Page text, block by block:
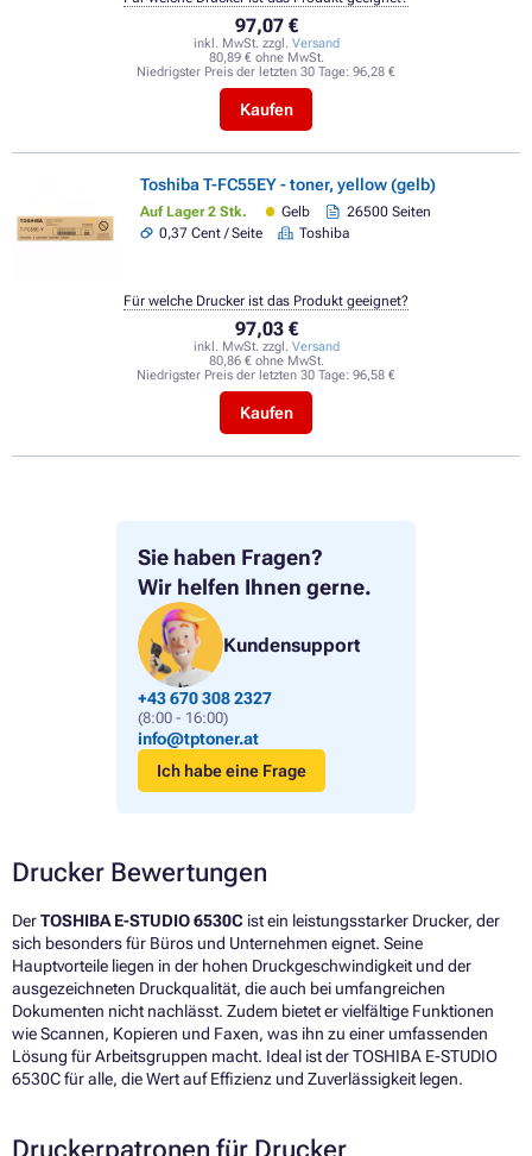
Sie haben Fragen?
Wir helfen Ihnen gerne.
Kundensupport
+43 670 308 2327
(8:00 - 16:00)
info@tptoner.at
Ich habe eine Frage
97,07 €
inkl. MwSt. zzgl. Versand
80,89 € ohne MwSt.
Niedrigster Preis der letzten 30 Tage: 96,28 €
Kaufen
Toshiba T-FC55EY - toner, yellow (gelb)
Auf Lager 2 Stk. Gelb
26500 Seiten
0,37 Cent / Seite
Toshiba
97,03 €
inkl. MwSt. zzgl. Versand
80,86 € ohne MwSt.
Niedrigster Preis der letzten 30 Tage: 96,58 €
Kaufen
Für welche Drucker ist das Produkt geeignet?
Drucker Bewertungen
DerTOSHIBA E-STUDIO 6530C ist ein leistungsstarker Drucker, der
sich besonders für Büros und Unternehmen eignet. Seine
Hauptvorteile liegen in der hohen Druckgeschwindigkeit und der
ausgezeichneten Druckqualität, die auch bei umfangreichen
Dokumenten nicht nachlässt. Zudem bietet er vielfältige Funktionen
wie Scannen, Kopieren und Faxen, was ihn zu einer umfassenden
Lösung für Arbeitsgruppen macht. Ideal ist der TOSHIBA E-STUDIO
6530C für alle, die Wert auf Effizienz und Zuverlässigkeit legen.
Druckerpatronen für Drucker